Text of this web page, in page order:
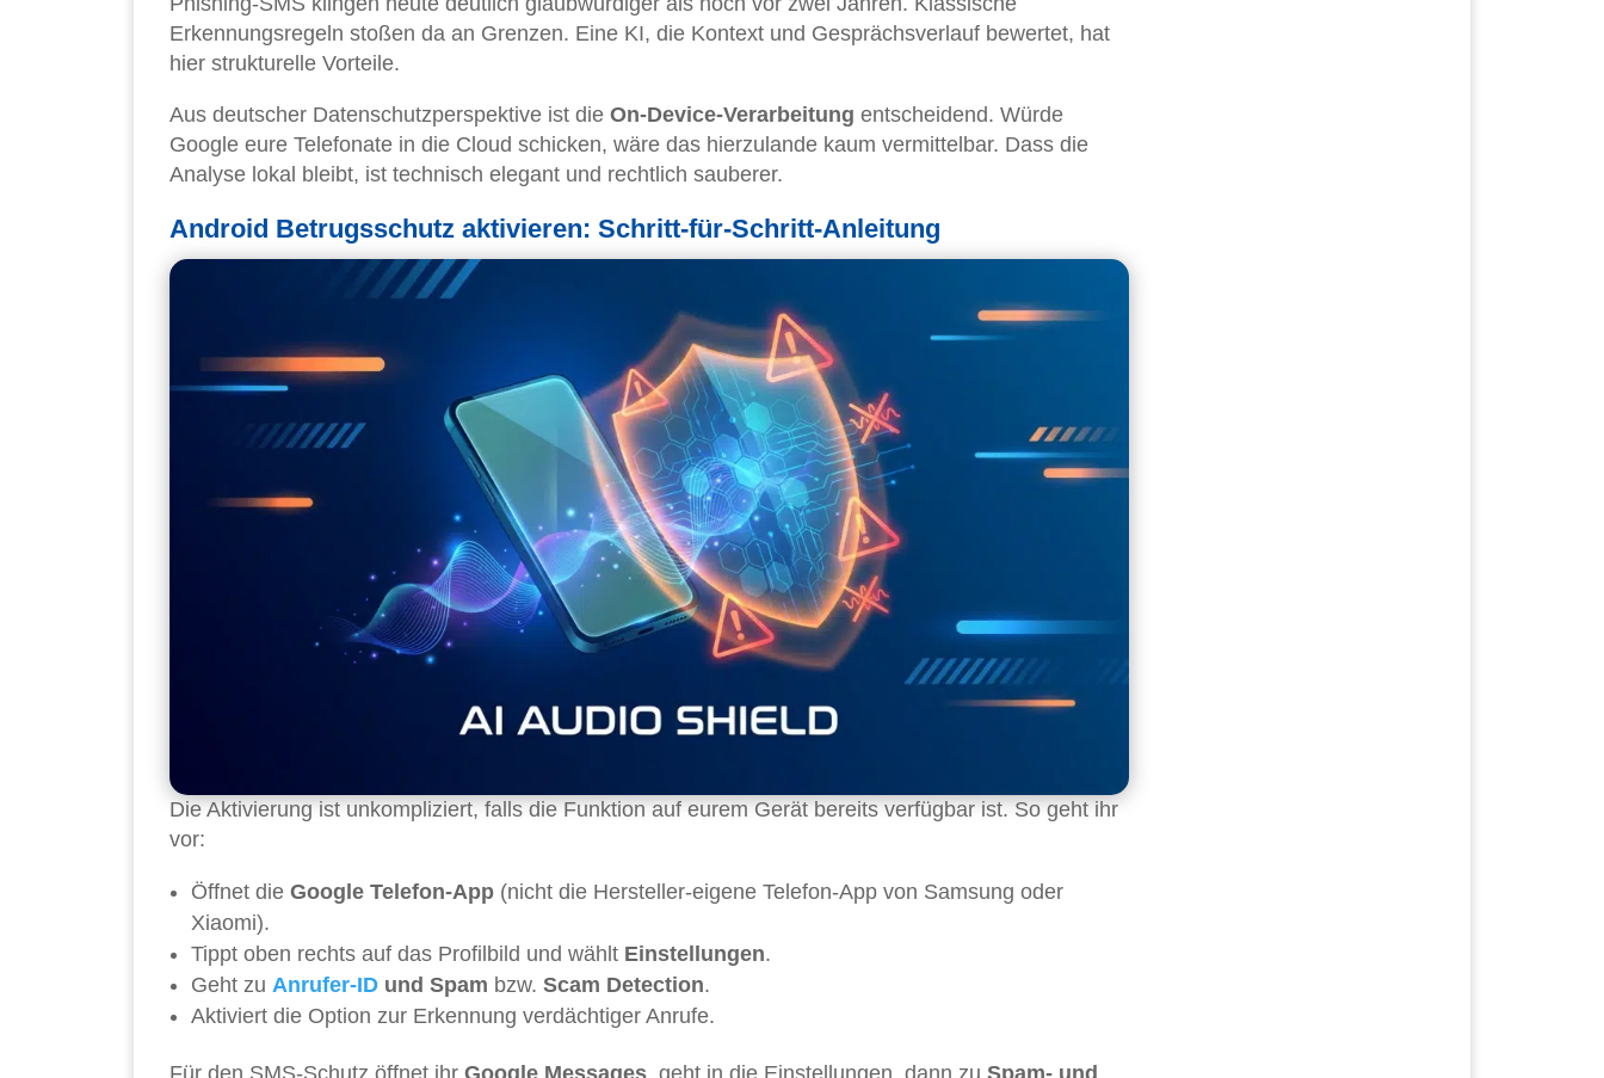
Erkennungsregeln stoßen da an Grenzen. Eine KI, die Kontext und Gesprächsverlauf bewertet, hat
hier strukturelle Vorteile.
Aus deutscher Datenschutzperspektive ist die On-Device-Verarbeitung entscheidend. Würde
Google eure Telefonate in die Cloud schicken, wäre das hierzulande kaum vermittelbar. Dass die
Analyse lokal bleibt, ist technisch elegant und rechtlich sauberer.
Android Betrugsschutz aktivieren: Schritt-für-Schritt-Anleitung
Die Aktivierung ist unkompliziert, falls die Funktion auf eurem Gerät bereits verfügbar ist. So geht ihr
vor:
Öffnet die Google Telefon-App (nicht die Hersteller-eigene Telefon-App von Samsung oder
Xiaomi).
Tippt oben rechts auf das Profilbild und wählt Einstellungen.
Geht zu Anrufer-ID und Spam bzw. Scam Detection.
Aktiviert die Option zur Erkennung verdächtiger Anrufe.
Für den SMS-Schutz öffnet ihr Google Messages, geht in die Einstellungen, dann zu Spam- und